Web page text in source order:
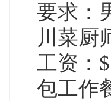
要求：
川菜厨
工资：
包工作